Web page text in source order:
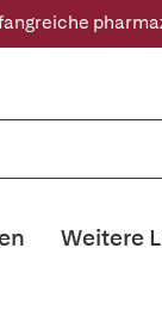
Weitere